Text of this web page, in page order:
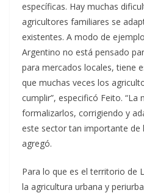
específicas. Hay muchas
agricultores familiares se
existentes. A modo de
Argentino no está pensado
para mercados locales, tiene
que muchas veces los
cumplir”, especificó Feito. “La
formalizarlos, corrigiendo y
este sector tan importante de
agregó.
Para lo que es el territorio de
la agricultura urbana y